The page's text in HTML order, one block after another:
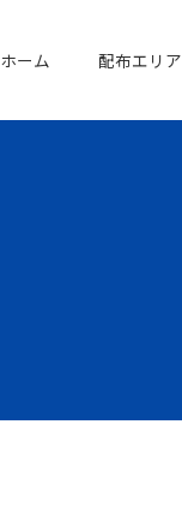
配布エリア
ホーム